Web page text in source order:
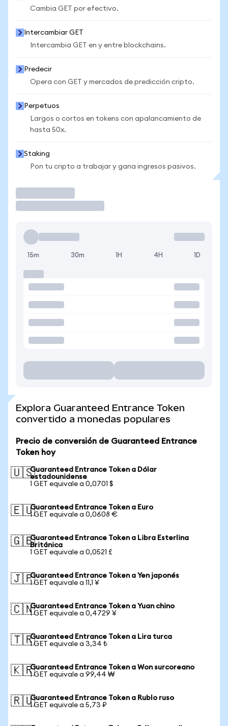
Cambia GET por efectivo.
Intercambiar GET
Intercambia GET en y entre blockchains.
Predecir
Opera con GET y mercados de predicción cripto.
Perpetuos
Largos o cortos en tokens con apalancamiento de
hasta 50x.
Staking
Pon tu cripto a trabajar y gana ingresos pasivos.
15m 30m 1H 4H 1D
Explora Guaranteed Entrance Token
convertido a monedas populares
Precio de conversión de Guaranteed Entrance
Token hoy
🇺🇸Guaranteed Entrance Token a Dólar
estadounidense
1 GET equivale a 0,0701 $
🇪🇺Guaranteed Entrance Token a Euro
1 GET equivale a 0,0608 €
🇬🇧Guaranteed Entrance Token a Libra Esterlina
Británica
1 GET equivale a 0,0521 £
🇯🇵Guaranteed Entrance Token a Yen japonés
1 GET equivale a 11,1 ¥
🇨🇳Guaranteed Entrance Token a Yuan chino
1 GET equivale a 0,4729 ¥
🇹🇷Guaranteed Entrance Token a Lira turca
1 GET equivale a 3,34 ₺
🇰🇷Guaranteed Entrance Token a Won surcoreano
1 GET equivale a 99,44 ₩
🇷🇺Guaranteed Entrance Token a Rublo ruso
1 GET equivale a 5,73 ₽